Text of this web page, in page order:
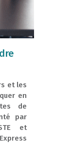
et les
en
de
par
et